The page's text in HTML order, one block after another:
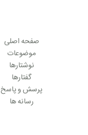
صفحه اصلی
موضوعات
نوشتارها
گفتارها
پرسش و پاسخ
رسانه ها